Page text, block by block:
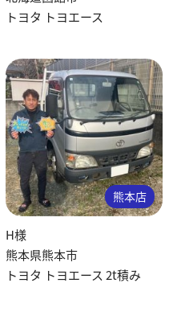
トヨタ トヨエース
熊本店
H様
熊本県熊本市
トヨタ トヨエース 2t積み